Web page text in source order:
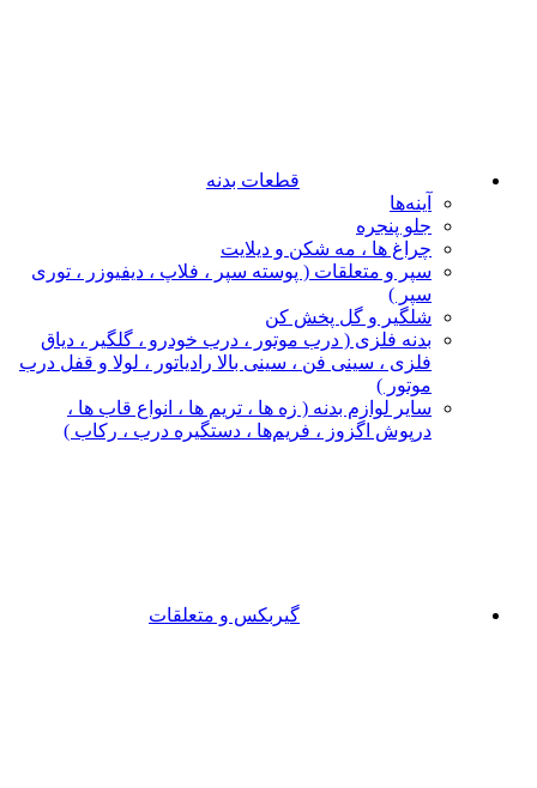
قطعات بدنه
آینه‌ها
جلو پنجره
چراغ‌ ها ، مه‌ شکن و دیلایت
سپر و متعلقات ( پوسته سپر ، فلاپ ، دیفیوزر ، توری
سپر )
شلگیر و گل‌ پخش‌ کن
بدنه فلزی ( درب موتور ، درب خودرو ، گلگیر ، دیاق
فلزی ، سینی فن ، سینی بالا رادیاتور ، لولا و قفل درب
موتور )
سایر لوازم بدنه ( زه ها ، تریم ها ، انواع قاب ها ،
درپوش اگزوز ، فریم‌ها ، دستگیره درب ، رکاب )
گیربکس و متعلقات